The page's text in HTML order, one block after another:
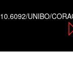
10.6092/UNIBO/